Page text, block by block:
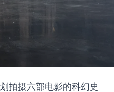
拍摄六部电影的科幻史